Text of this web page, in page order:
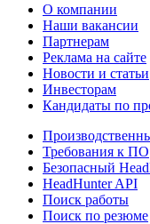
О компании
Наши вакансии
Партнерам
Реклама на сайте
Новости и статьи
Инвесторам
Кандидаты по
Требования к ПО
Безопасный
HeadHunter API
Поиск работы
Поиск по резюме